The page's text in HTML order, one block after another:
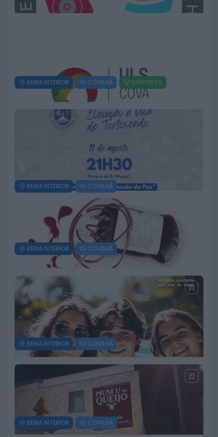
BEIRA INTERIOR COVILHÃ DESPORTO
Penta Clube da Covilhã conquista
vários pódios na Freita Skyrunning
9 DE AGOSTO, 2026
BEIRA INTERIOR COVILHÃ
ULS da Cova da Beira assinala Dia
da Grávida com iniciativa
“Maternidade_con_Vida”
9 DE AGOSTO, 2026
BEIRA INTERIOR
COVILHÃ
Tortosendo assinala 99.º
aniversário da elevação a vila com
espetáculo de teatro
9 DE AGOSTO, 2026
BEIRA INTERIOR COVILHÃ
Recolha de sangue realiza-se na
Covilhã no dia 13 de agosto
9 DE AGOSTO, 2026
BEIRA INTERIOR COVILHÃ